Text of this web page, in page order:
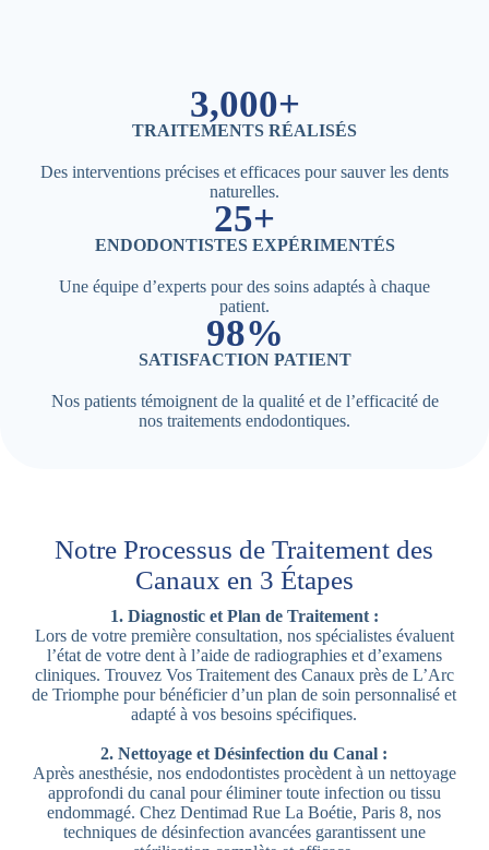
3,000+
TRAITEMENTS RÉALISÉS
Des interventions précises et efficaces pour sauver les dents
naturelles.
25+
ENDODONTISTES EXPÉRIMENTÉS
Une équipe d’experts pour des soins adaptés à chaque
patient.
98%
SATISFACTION PATIENT
Nos patients témoignent de la qualité et de l’efficacité de
nos traitements endodontiques.
Notre Processus de Traitement des
Canaux en 3 Étapes
1. Diagnostic et Plan de Traitement :
Lors de votre première consultation, nos spécialistes évaluent
l’état de votre dent à l’aide de radiographies et d’examens
cliniques. Trouvez Vos Traitement des Canaux près de L’Arc
de Triomphe pour bénéficier d’un plan de soin personnalisé et
adapté à vos besoins spécifiques.
2. Nettoyage et Désinfection du Canal :
Après anesthésie, nos endodontistes procèdent à un nettoyage
approfondi du canal pour éliminer toute infection ou tissu
endommagé. Chez Dentimad Rue La Boétie, Paris 8, nos
techniques de désinfection avancées garantissent une